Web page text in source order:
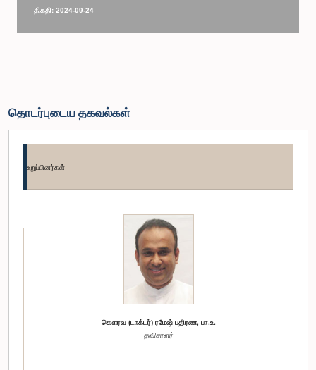
திகதி: 2024-09-24
தொடர்புடைய தகவல்கள்
உறுப்பினர்கள்
கௌரவ (டாக்டர்) ரமேஷ் பதிரண, பா.உ.
தவிசாளர்